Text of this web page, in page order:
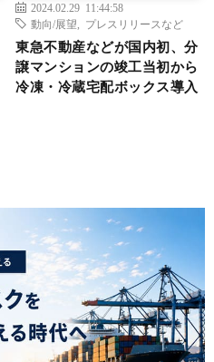
2024.02.29 11:44:58
動向/展望
プレスリリースなど
東急不動産などが国内初、分
譲マンションの竣工当初から
冷凍・冷蔵宅配ボックス導入